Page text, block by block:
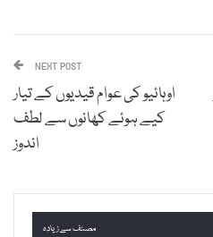
NEXT POST
اوہائیو کی عوام قیدیوں کے تیار
کیے ہوئے کھانوں سے لطف
اندوز
مصنف سے زیادہ